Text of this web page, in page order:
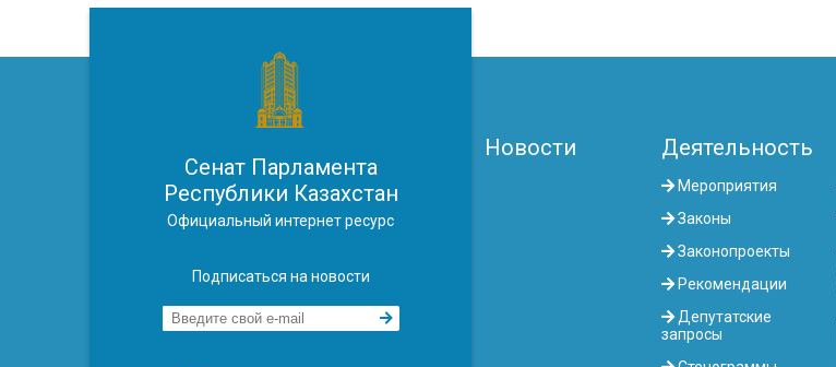
Сенат Парламента
Республики Казахстан
Официальный интернет ресурс
Подписаться на новости
Новости Деятельность
Мероприятия
Законы
Законопроекты
Рекомендации
Депутатские
запросы